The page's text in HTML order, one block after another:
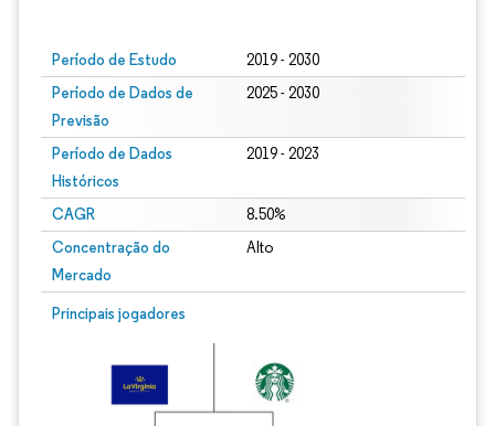
Período de Estudo 2019 - 2030
Período de Dados de
Previsão
2025 - 2030
Período de Dados
Históricos
2019 - 2023
CAGR 8.50%
Concentração do
Mercado
Alto
Principais jogadores